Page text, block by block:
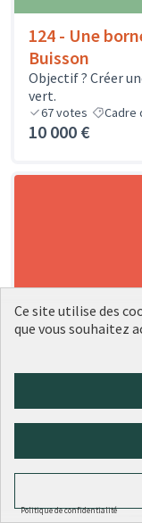
124 - Une
Buisson
Objectif ? Créer
vert.
67votes Cadre
10 000 €
Ce site utilise des
que vous souhaitez
Politique de confidentialité